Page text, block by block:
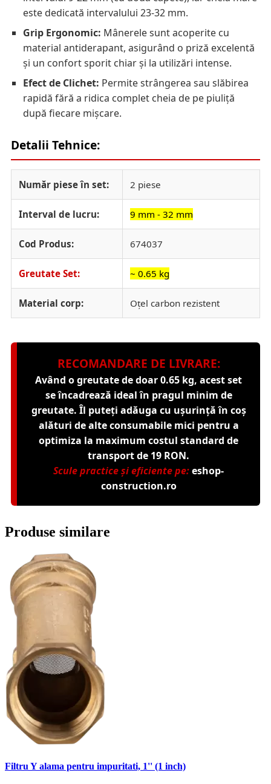
este dedicată intervalului 23-32 mm.
Grip Ergonomic: Mânerele sunt acoperite cu
material antiderapant, asigurând o priză excelentă
și un confort sporit chiar și la utilizări intense.
Efect de Clichet: Permite strângerea sau slăbirea
rapidă fără a ridica complet cheia de pe piuliță
după fiecare mișcare.
Detalii Tehnice:
Număr piese în set: 2 piese
Interval de lucru: 9 mm - 32 mm
Cod Produs: 674037
Greutate Set: ~ 0.65 kg
Material corp: Oțel carbon rezistent
RECOMANDARE DE LIVRARE:
Având o greutate de doar 0.65 kg, acest set
se încadrează ideal în pragul minim de
greutate. Îl puteți adăuga cu ușurință în coș
alături de alte consumabile mici pentru a
optimiza la maximum costul standard de
transport de 19 RON.
Scule practice și eficiente pe:eshop-
construction.ro
Produse similare
Filtru Y alama pentru impuritati, 1'' (1 inch)